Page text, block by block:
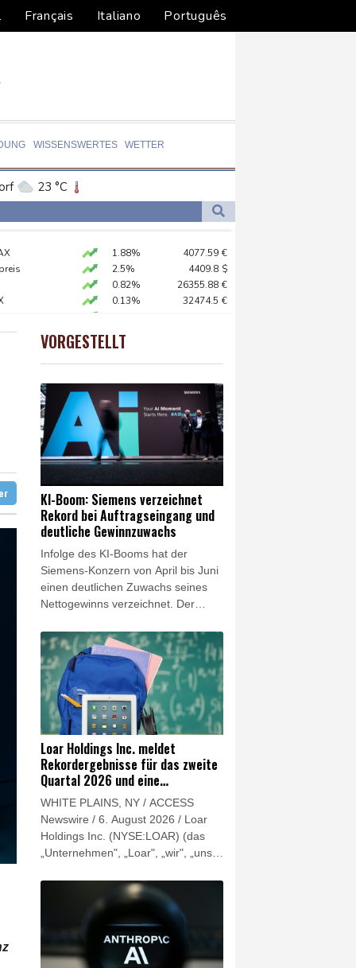
Français Italiano Português
WISSENSWERTES WETTER
23 °C
Verteidigungsabkommen
- Festnahme
Markt
zu Merz-Rücktritt
wegen Sabotage
1.88% 4077.59 €
2.5% 4409.8 $
0.82% 26355.88 €
0.13% 32474.5 €
50
0.41%
0.35%
VORGESTELLT
KI-Boom: Siemens verzeichnet
Rekord bei Auftragseingang und
deutliche Gewinnzuwachs
Infolge des KI-Booms hat der
Siemens-Konzern von April bis Juni
einen deutlichen Zuwachs seines
Nettogewinns verzeichnet. Der
Geschäftsjahres des Konzerns im
Vorjahresvergleich um 15 Prozent
auf 2,6 Milliarden Euro, wie
Siemens am Donnerstag mitteilte.
Das Unternehmen sprach von
"Rekordwerten sowohl beim
Auftragseingang als auch beim
Ergebnis des industriellen
Geschäfts". Siemens-Chef Roland
Busch erklärte, unter anderem "der
klare Fokus auf industrielle KI"
treibe das Wachstum des
Unternehmens.
Loar Holdings Inc. meldet
Rekordergebnisse für das zweite
Quartal 2026 und eine
Aufwärtskorrektur des Ausblicks
für 2026
WHITE PLAINS, NY / ACCESS
Newswire / 6. August 2026 / Loar
Holdings Inc. (NYSE:LOAR) (das
„Unternehmen", „Loar", „wir", „uns"
Quartal 2026 Rekordergebnisse